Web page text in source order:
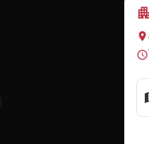
place
schedule